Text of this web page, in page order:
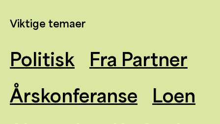
Viktige temaer
Politisk
Fra Partner
Årskonferanse
Loen